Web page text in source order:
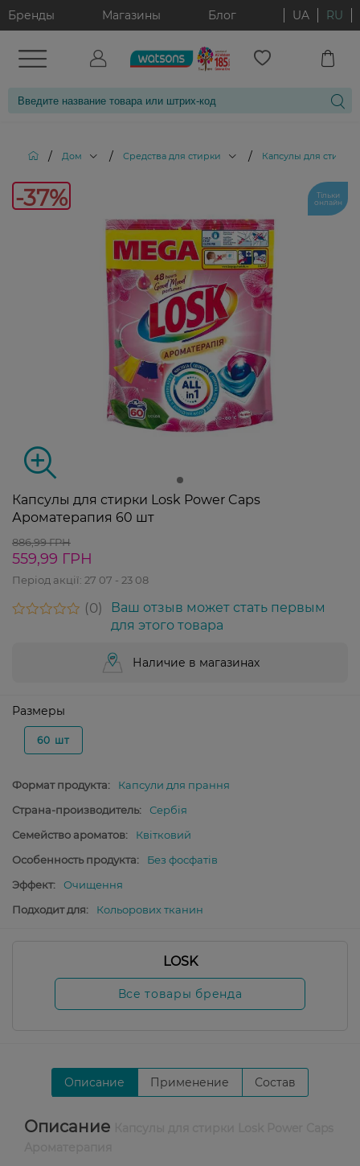
Бренды Магазины Блог UA RU
/ Дом / Средства для стирки / Капсулы для стирки
-37%
Тільки
онлайн
Капсулы для стирки Losk Power Caps
Ароматерапия 60 шт
886,99 ГРН
559,99 ГРН
Період акції: 27 07 - 23 08
0
Ваш отзыв может стать первым
для этого товара
Наличие в магазинах
Размеры
60 шт
Формат продукта:
Капсули для прання
Страна-производитель:
Сербія
Семейство ароматов:
Квітковий
Особенность продукта:
Без фосфатів
Эффект:
Очищення
Подходит для:
Кольорових тканин
LOSK
Все товары бренда
Описание Применение Состав
Описание